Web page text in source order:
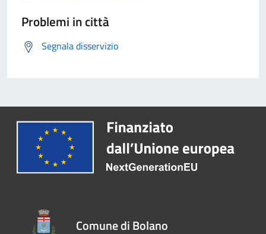
Problemi in città
Segnala disservizio
Comune di Bolano